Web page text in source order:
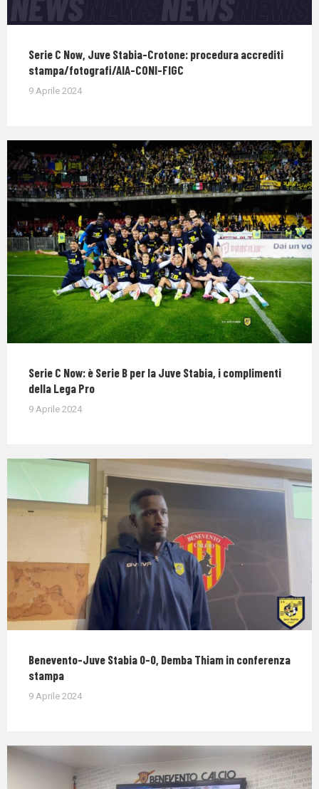
Serie C Now, Juve Stabia-Crotone: procedura accrediti
stampa/fotografi/AIA-CONI-FIGC
9 Aprile 2024
Serie C Now: è Serie B per la Juve Stabia, i complimenti
della Lega Pro
9 Aprile 2024
Benevento-Juve Stabia 0-0, Demba Thiam in conferenza
stampa
9 Aprile 2024